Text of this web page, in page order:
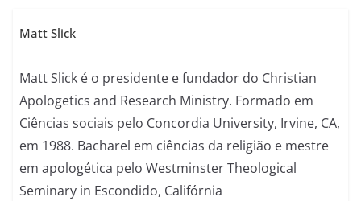
Matt Slick
Matt Slick é o presidente e fundador do Christian
Apologetics and Research Ministry. Formado em
Ciências sociais pelo Concordia University, Irvine, CA,
em 1988. Bacharel em ciências da religião e mestre
em apologética pelo Westminster Theological
Seminary in Escondido, Califórnia